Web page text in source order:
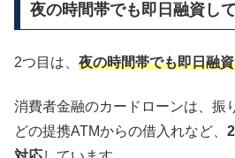
夜の時間帯でも即日融資し
2つ目は、 夜の時間帯でも即日融
消費者金融のカードローンは、振
どの提携ATMからの借入れなど、